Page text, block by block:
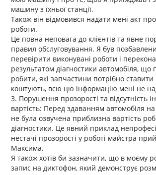
машину з їхньої станції.
Також він відмовився надати мені акт
роботи.
Це повна неповага до клієнтів та явне
правил обслуговування. Я був
перевірити виконувані роботи і
результатом діагностики автомобіля, що
робити, які запчастини потрібно ставити
коштують, всю цю інформацію мені не
3. Порушення прозорості та відсутність
вартість: Перед здаванням автомобіля
не була озвучена приблизна вартість
діагностики. Це явний приклад
нестачі прозорості у роботі майстра
Максима.
Я також хотів би зазначити, що в моєму
запис на диктофон, який демонструє